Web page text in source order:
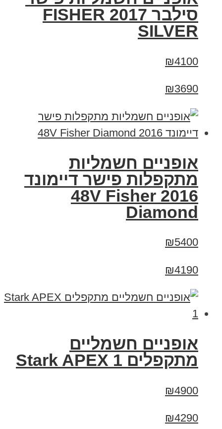
סילבר 2017 FISHER
SILVER
₪4100
₪3690
אופניים חשמליות
מתקפלות פישר דיימונד
2016 48V Fisher
Diamond
₪5400
₪4190
‏אופניים חשמליים
‏מתקפלים Stark APEX 1
₪4900
₪4290